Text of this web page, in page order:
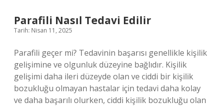
Parafili Nasıl Tedavi Edilir
Tarih: Nisan 11, 2025
Parafili geçer mi? Tedavinin başarısı genellikle kişilik
gelişimine ve olgunluk düzeyine bağlıdır. Kişilik
gelişimi daha ileri düzeyde olan ve ciddi bir kişilik
bozukluğu olmayan hastalar için tedavi daha kolay
ve daha başarılı olurken, ciddi kişilik bozukluğu olan